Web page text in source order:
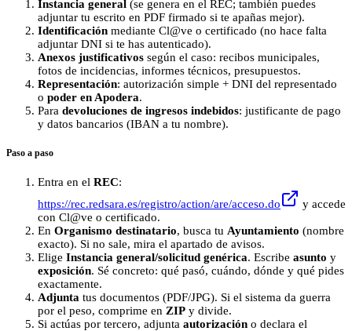
Instancia general (se genera en el REC; también puedes
adjuntar tu escrito en PDF firmado si te apañas mejor).
Identificación mediante Cl@ve o certificado (no hace falta
adjuntar DNI si te has autenticado).
Anexos justificativos según el caso: recibos municipales,
fotos de incidencias, informes técnicos, presupuestos.
Representación: autorización simple + DNI del representado
o poder en Apodera.
Para devoluciones de ingresos indebidos: justificante de pago
y datos bancarios (IBAN a tu nombre).
Paso a paso
Entra en el REC:
https://rec.redsara.es/registro/action/are/acceso.do
y accede
con Cl@ve o certificado.
En Organismo destinatario, busca tu Ayuntamiento (nombre
exacto). Si no sale, mira el apartado de avisos.
Elige Instancia general/solicitud genérica. Escribe asunto y
exposición. Sé concreto: qué pasó, cuándo, dónde y qué pides
exactamente.
Adjunta tus documentos (PDF/JPG). Si el sistema da guerra
por el peso, comprime en ZIP y divide.
Si actúas por tercero, adjunta autorización o declara el